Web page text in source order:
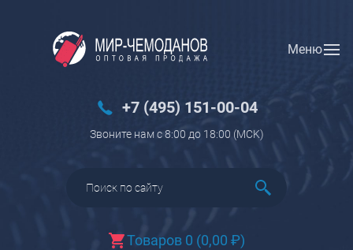
Меню
+7 (495) 151-00-04
Звоните нам с 8:00 до 18:00 (МCK)
Товаров 0 (0,00 ₽)
Вход Регистрация
Багаж
Чемоданы
Чемоданы детские
Пилоты на колесах